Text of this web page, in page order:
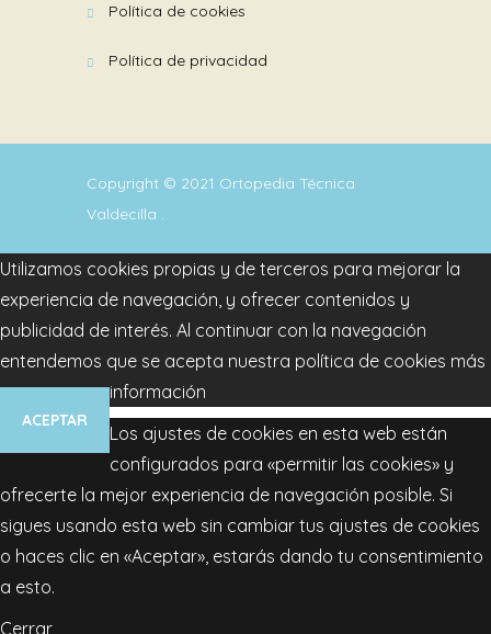
política de cookies
política de privacidad
Copyright © 2021 Ortopedia Técnica
Valdecilla .
Utilizamos cookies propias y de terceros para mejorar la
experiencia de navegación, y ofrecer contenidos y
publicidad de interés. Al continuar con la navegación
entendemos que se acepta nuestra política de cookies más
información
ACEPTAR
Los ajustes de cookies en esta web están
configurados para «permitir las cookies» y
ofrecerte la mejor experiencia de navegación posible. Si
sigues usando esta web sin cambiar tus ajustes de cookies
o haces clic en «Aceptar», estarás dando tu consentimiento
a esto.
Cerrar